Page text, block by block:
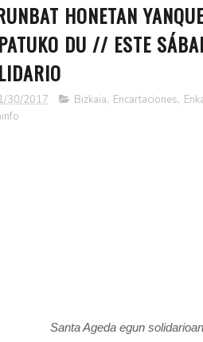
HONETAN
DU // ESTE
1/30/2017 Bizkaia, Encartaciones,
Santa Ageda egun